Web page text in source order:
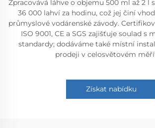
Zpracovává láhve o objemu 500 ml až 2 l
36 000 lahví za hodinu, což jej činí
průmyslové vodárenské závody.
ISO 9001, CE a SGS zajišťuje soulad s
standardy; dodáváme také místní
prodeji v celosvětovém
Získat nabídku